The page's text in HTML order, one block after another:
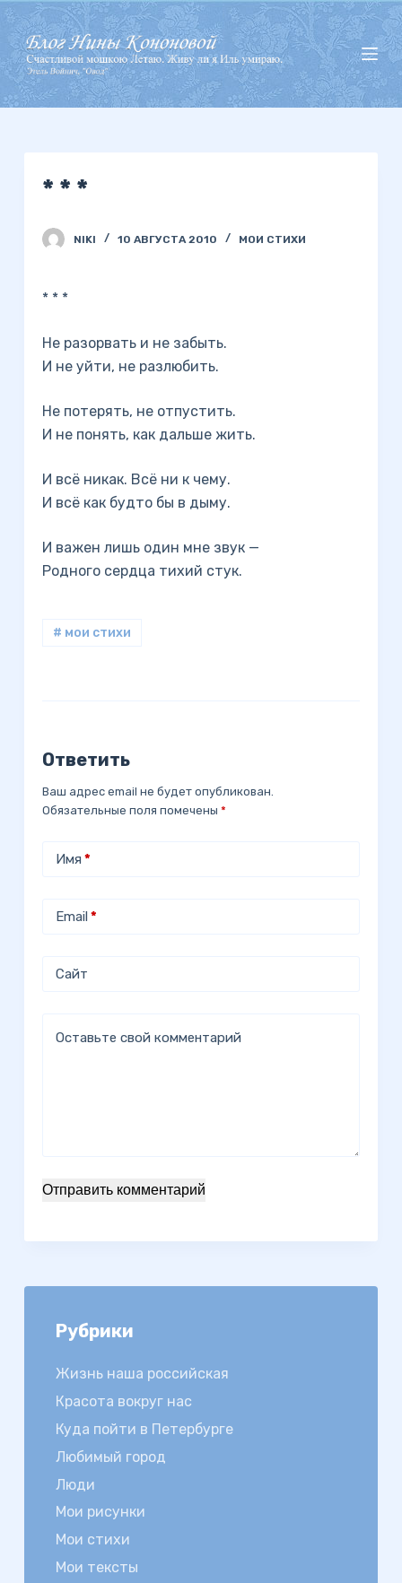
П
е
р
е
й
* * *
NIKI 10 АВГУСТА 2010 МОИ СТИХИ
* * *
Не разорвать и не забыть.
И не уйти, не разлюбить.
Не потерять, не отпустить.
И не понять, как дальше жить.
И всё никак. Всё ни к чему.
И всё как будто бы в дыму.
И важен лишь один мне звук —
Родного сердца тихий стук.
# мои стихи
Ответить
Ваш адрес email не будет опубликован.
Обязательные поля помечены *
Имя *
Email *
Сайт
Оставьте свой комментарий
Отправить комментарий
Рубрики
Жизнь наша российская
Красота вокруг нас
Куда пойти в Петербурге
Любимый город
Люди
Мои рисунки
Мои стихи
Мои тексты